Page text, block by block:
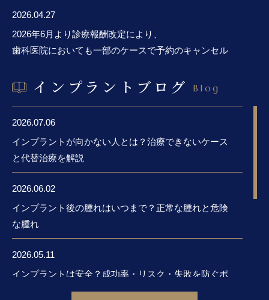
2026.04.27
2026年6月より診療報酬改定により、
歯科医院においても一部のケースで予約のキャンセル
しかし、当院では、これまで通りキャンセル料をいた
患者様との信頼関係を、何より大切にしたいと考えて
いるからです。
その中で、皆さまへお願いです。
歯科治療は、お一人お一人に合わせた準備と時間を確
必ず
「前日（診療日 日・祝は休診）の診療終了までにご
連絡をお願いします。
インプラントブログ Blog
2026.07.06
インプラントが向かない人とは？治療できないケース
と代替治療を解説
2026.06.02
インプラント後の腫れはいつまで？正常な腫れと危険
な腫れ
2026.05.11
インプラントは安全？成功率・リスク・失敗を防ぐポ
イントを歯科医が解説